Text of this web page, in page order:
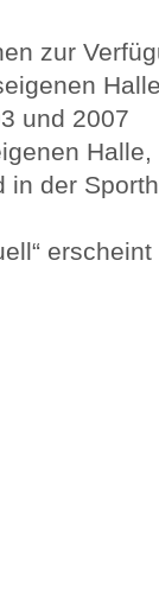
zur
und 2007
in der